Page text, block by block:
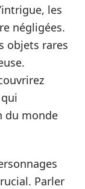
les
négligées.
objets rares
du monde
Parler